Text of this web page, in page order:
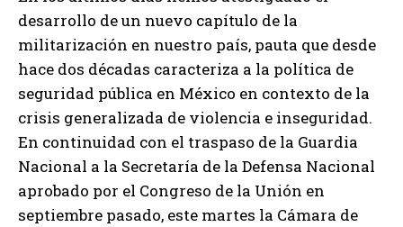
desarrollo de un nuevo capítulo de la
militarización en nuestro país, pauta que desde
hace dos décadas caracteriza a la política de
seguridad pública en México en contexto de la
crisis generalizada de violencia e inseguridad.
En continuidad con el traspaso de la Guardia
Nacional a la Secretaría de la Defensa Nacional
aprobado por el Congreso de la Unión en
septiembre pasado, este martes la Cámara de